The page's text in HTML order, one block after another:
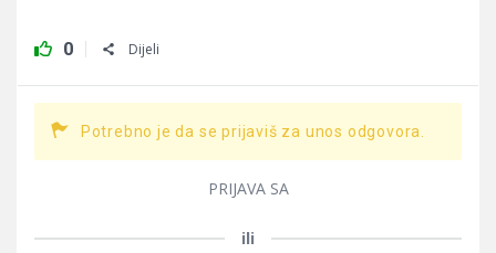
0 Dijeli
Potrebno je da se prijaviš za unos odgovora.
PRIJAVA SA
ili